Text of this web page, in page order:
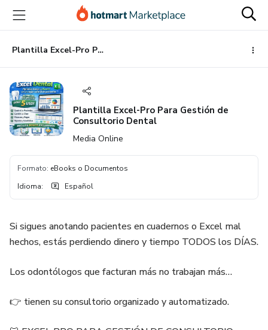
principal
página
de
página
Plantilla Excel-Pro Para Gestión de Consultorio Dental
Plantilla Excel-Pro Para Gestión de
Consultorio Dental
Media Online
Formato: eBooks o Documentos
Idioma: Español
Si sigues anotando pacientes en cuadernos o Excel mal
hechos, estás perdiendo dinero y tiempo TODOS los DÍAS.
Los odontólogos que facturan más no trabajan más…
👉 tienen su consultorio organizado y automatizado.